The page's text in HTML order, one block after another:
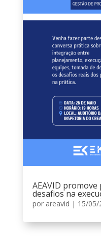
AEAVID
desafios na
por areavid | 15/05/